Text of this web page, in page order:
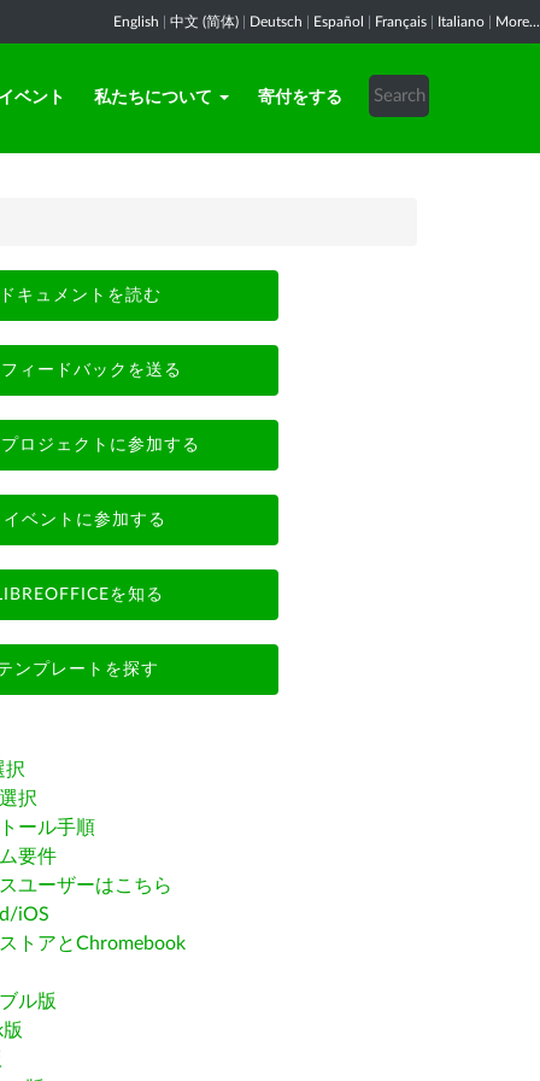
English 中文 (简体) Deutsch Español Français Italiano More...
イベント 私たちについて 寄付をする
ドキュメントを読む
フィードバックを送る
プロジェクトに参加する
イベントに参加する
を知る
ンプレートを探す
択
択
ール手順
要件
ユーザーはこちら
iOS
トアとChromebook
ル版